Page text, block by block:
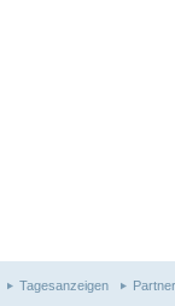
Tagesanzeigen Partner